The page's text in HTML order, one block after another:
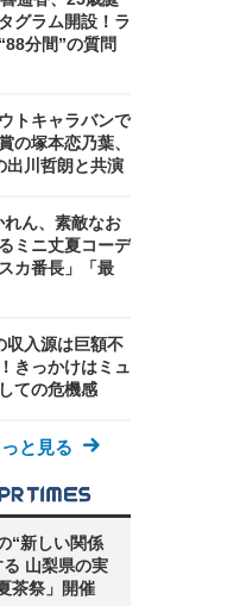
グラム開設！ラ
分間”の質問
トキャラバンで
の塚本恋乃葉、
出川哲朗と共演
ん、素敵なお
ミニ丈夏コーデ
カ番長」「最
収入源は巨額不
きっかけはミュ
ての危機感
と見る
“新しい関係
る 山梨県の実
茶祭」開催